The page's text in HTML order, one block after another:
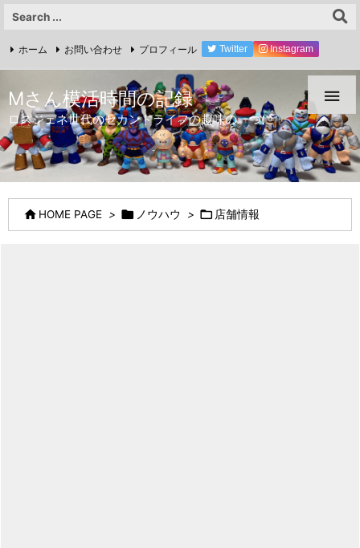

ホーム お問い合わせ プロフィール Twitter Instagram
Mさん模活時間の記録
ロスジェネ世代のセカンドライフの趣味の一つに
 HOME PAGE >  ノウハウ >  店舗情報